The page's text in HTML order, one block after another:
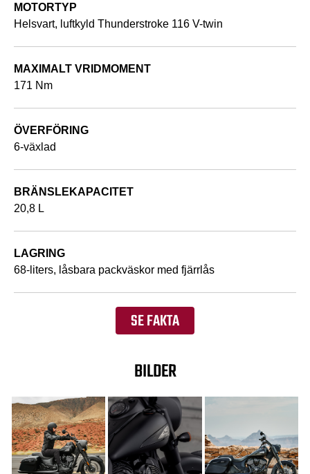
MOTORTYP
Helsvart, luftkyld Thunderstroke 116 V-twin
MAXIMALT VRIDMOMENT
171 Nm
ÖVERFÖRING
6-växlad
BRÄNSLEKAPACITET
20,8 L
LAGRING
68-liters, låsbara packväskor med fjärrlås
SE FAKTA
BILDER